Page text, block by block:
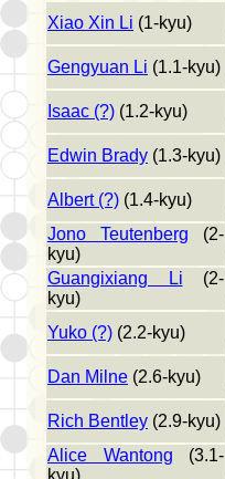
Xiao Xin Li (1-kyu)
Gengyuan Li (1.1-kyu)
Isaac (?) (1.2-kyu)
Edwin Brady (1.3-kyu)
Albert (?) (1.4-kyu)
Jono Teutenberg (2-
kyu)
Guangixiang Li (2-
kyu)
Yuko (?) (2.2-kyu)
Dan Milne (2.6-kyu)
Rich Bentley (2.9-kyu)
Alice Wantong (3.1-